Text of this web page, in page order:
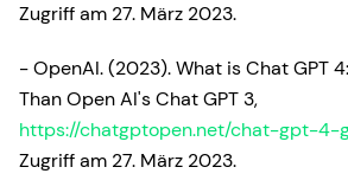
Zugriff am 27. März 2023.
- OpenAI. (2023). What is Chat GPT
Than Open AI's Chat GPT 3,
https://chatgptopen.net/chat-gpt-4-
Zugriff am 27. März 2023.